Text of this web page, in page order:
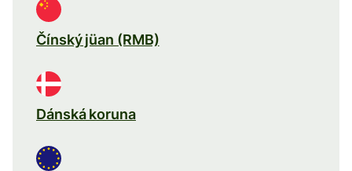
Čínský jüan (RMB)
Dánská koruna